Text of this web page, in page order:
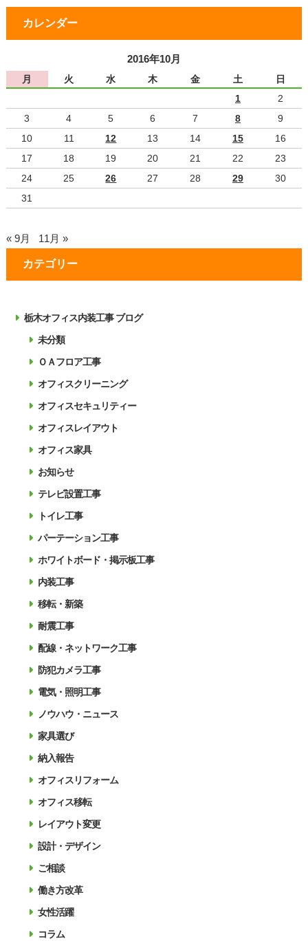
カレンダー
2016年10月
月 火 水 木 金 土
日
1
2
3
4 5 6 7 8
9
10
11 12 13 14 15
16
17
18 19 20 21 22
23
24
25 26 27 28 29
30
31
« 9月 11月 »
カテゴリー
栃木オフィス内装工事 ブログ
未分類
ＯＡフロア工事
オフィスクリーニング
オフィスセキュリティー
オフィスレイアウト
オフィス家具
お知らせ
テレビ設置工事
トイレ工事
パーテーション工事
ホワイトボード・掲示板工事
内装工事
移転・新築
耐震工事
配線・ネットワーク工事
防犯カメラ工事
電気・照明工事
ノウハウ・ニュース
家具選び
納入報告
オフィスリフォーム
オフィス移転
レイアウト変更
設計・デザイン
ご相談
働き方改革
女性活躍
コラム